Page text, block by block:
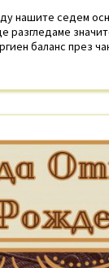
нашите седем
баланс през